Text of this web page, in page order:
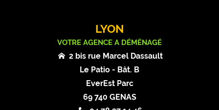
LYON
VOTRE AGENCE A DÉMÉNAGÉ
2 bis rue Marcel Dassault
Le Patio - Bât. B
EverEst Parc
69 740 GENAS